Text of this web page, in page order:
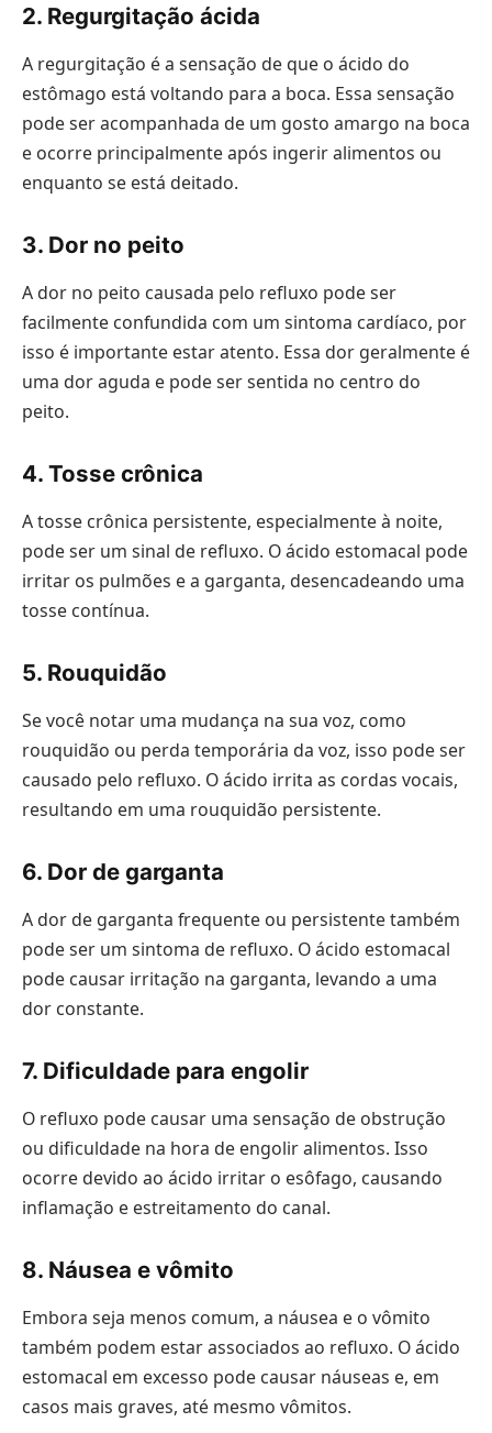
2. Regurgitação ácida
A regurgitação é a sensação de que o ácido do
estômago está voltando para a boca. Essa sensação
pode ser acompanhada de um gosto amargo na boca
e ocorre principalmente após ingerir alimentos ou
enquanto se está deitado.
3. Dor no peito
A dor no peito causada pelo refluxo pode ser
facilmente confundida com um sintoma cardíaco, por
isso é importante estar atento. Essa dor geralmente é
uma dor aguda e pode ser sentida no centro do
peito.
4. Tosse crônica
A tosse crônica persistente, especialmente à noite,
pode ser um sinal de refluxo. O ácido estomacal pode
irritar os pulmões e a garganta, desencadeando uma
tosse contínua.
5. Rouquidão
Se você notar uma mudança na sua voz, como
rouquidão ou perda temporária da voz, isso pode ser
causado pelo refluxo. O ácido irrita as cordas vocais,
resultando em uma rouquidão persistente.
6. Dor de garganta
A dor de garganta frequente ou persistente também
pode ser um sintoma de refluxo. O ácido estomacal
pode causar irritação na garganta, levando a uma
dor constante.
7. Dificuldade para engolir
O refluxo pode causar uma sensação de obstrução
ou dificuldade na hora de engolir alimentos. Isso
ocorre devido ao ácido irritar o esôfago, causando
inflamação e estreitamento do canal.
8. Náusea e vômito
Embora seja menos comum, a náusea e o vômito
também podem estar associados ao refluxo. O ácido
estomacal em excesso pode causar náuseas e, em
casos mais graves, até mesmo vômitos.